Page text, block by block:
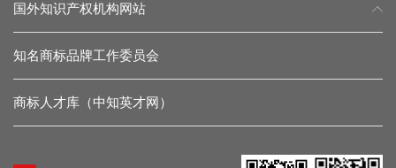
国外知识产权机构网站
知名商标品牌工作委员会
商标人才库（中知英才网）